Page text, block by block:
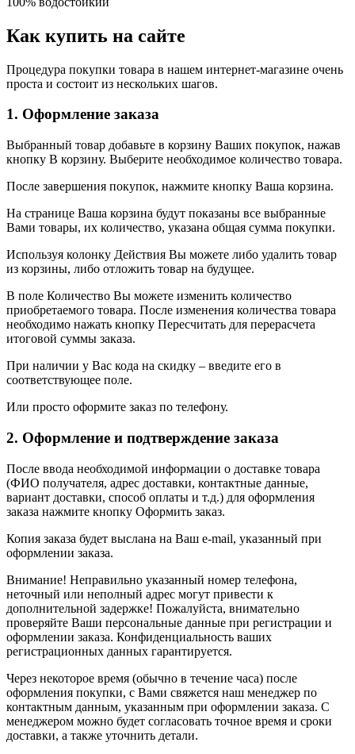
Как купить на сайте
Процедура покупки товара в нашем интернет-магазине очень
проста и состоит из нескольких шагов.
1. Оформление заказа
Выбранный товар добавьте в корзину Ваших покупок, нажав
кнопку В корзину. Выберите необходимое количество товара.
После завершения покупок, нажмите кнопку Ваша корзина.
На странице Ваша корзина будут показаны все выбранные
Вами товары, их количество, указана общая сумма покупки.
Используя колонку Действия Вы можете либо удалить товар
из корзины, либо отложить товар на будущее.
В поле Количество Вы можете изменить количество
приобретаемого товара. После изменения количества товара
необходимо нажать кнопку Пересчитать для перерасчета
итоговой суммы заказа.
При наличии у Вас кода на скидку – введите его в
соответствующее поле.
Или просто оформите заказ по телефону.
2. Оформление и подтверждение заказа
После ввода необходимой информации о доставке товара
(ФИО получателя, адрес доставки, контактные данные,
вариант доставки, способ оплаты и т.д.) для оформления
заказа нажмите кнопку Оформить заказ.
Копия заказа будет выслана на Ваш e-mail, указанный при
оформлении заказа.
Внимание! Неправильно указанный номер телефона,
неточный или неполный адрес могут привести к
дополнительной задержке! Пожалуйста, внимательно
проверяйте Ваши персональные данные при регистрации и
оформлении заказа. Конфиденциальность ваших
регистрационных данных гарантируется.
Через некоторое время (обычно в течение часа) после
оформления покупки, с Вами свяжется наш менеджер по
контактным данным, указанным при оформлении заказа. С
менеджером можно будет согласовать точное время и сроки
доставки, а также уточнить детали.